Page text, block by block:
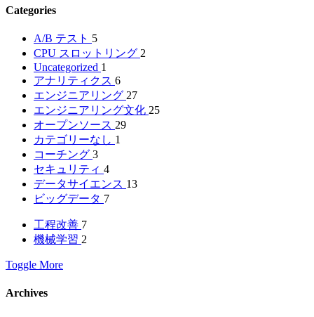
Categories
A/B テスト 5
CPU スロットリング 2
Uncategorized 1
アナリティクス 6
エンジニアリング 27
エンジニアリング文化 25
オープンソース 29
カテゴリーなし 1
コーチング 3
セキュリティ 4
データサイエンス 13
ビッグデータ 7
工程改善 7
機械学習 2
Toggle More
Archives